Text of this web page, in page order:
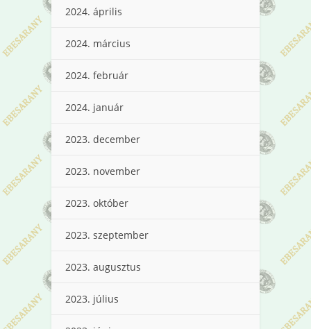
2024. április
2024. március
2024. február
2024. január
2023. december
2023. november
2023. október
2023. szeptember
2023. augusztus
2023. július